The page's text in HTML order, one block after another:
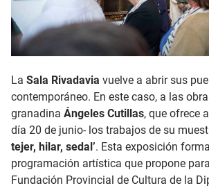
La Sala Rivadavia vuelve a abrir sus
contemporáneo. En este caso, a las
granadina Ángeles Cutillas, que ofrece
día 20 de junio- los trabajos de su
tejer, hilar, sedal’. Esta exposición
programación artística que propone
Fundación Provincial de Cultura de la